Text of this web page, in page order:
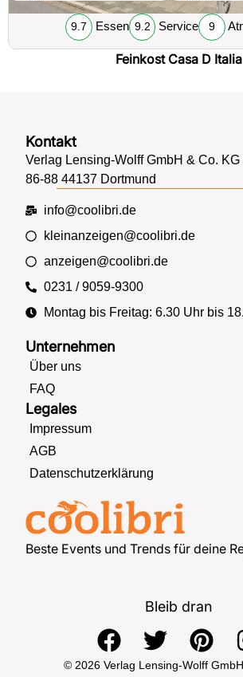
9.7 Essen 9.2 Service 9
Feinkost Casa D Italia
Beste Events und Trends für deine
Unternehmen
Über uns
FAQ
Legales
Impressum
AGB
Datenschutzerklärung
Kontakt
Verlag Lensing-Wolff GmbH & Co.
86-88 44137 Dortmund
info@coolibri.de
kleinanzeigen@coolibri.de
anzeigen@coolibri.de
0231 / 9059-9300
Montag bis Freitag: 6.30 Uhr bis
Bleib dran
F
a
T
w
P
i
© 2026 Verlag Lensing-Wolff